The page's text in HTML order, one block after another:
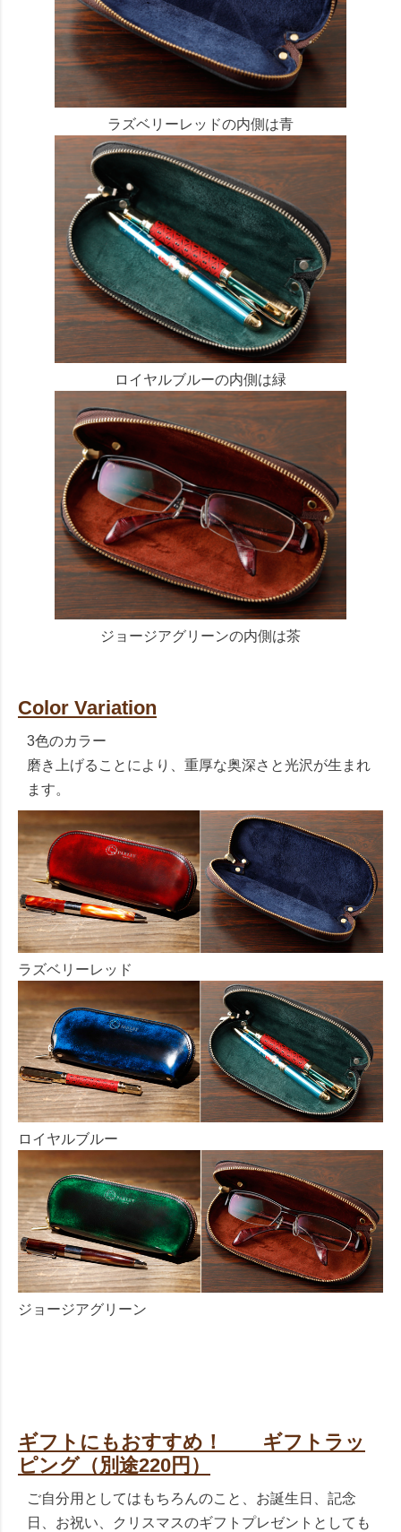
ラズベリーレッドの内側は青
ロイヤルブルーの内側は緑
ジョージアグリーンの内側は茶
Color Variation
3色のカラー
磨き上げることにより、重厚な奥深さと光沢が生まれ
ます。
ラズベリーレッド
ロイヤルブルー
ジョージアグリーン
ギフトにもおすすめ！ ギフトラッ
ピング（別途220円）
ご自分用としてはもちろんのこと、お誕生日、記念
日、お祝い、クリスマスのギフトプレゼントとしても